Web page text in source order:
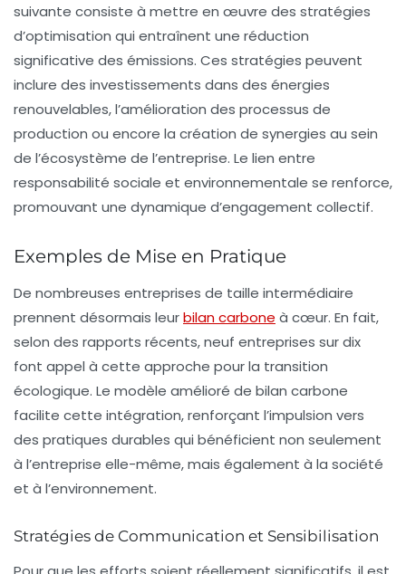
suivante consiste à mettre en œuvre des stratégies
d’optimisation qui entraînent une réduction
significative des émissions. Ces stratégies peuvent
inclure des investissements dans des énergies
renouvelables, l’amélioration des processus de
production ou encore la création de synergies au sein
de l’écosystème de l’entreprise. Le lien entre
responsabilité sociale et environnementale se renforce,
promouvant une dynamique d’engagement collectif.
Exemples de Mise en Pratique
De nombreuses entreprises de taille intermédiaire
prennent désormais leurbilan carbone à cœur. En fait,
selon des rapports récents, neuf entreprises sur dix
font appel à cette approche pour la transition
écologique. Le modèle amélioré de bilan carbone
facilite cette intégration, renforçant l’impulsion vers
des pratiques durables qui bénéficient non seulement
à l’entreprise elle-même, mais également à la société
et à l’environnement.
Stratégies de Communication et Sensibilisation